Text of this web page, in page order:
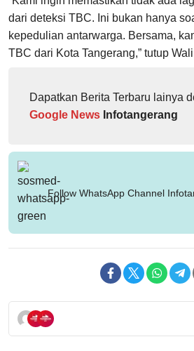
dari deteksi TBC. Ini bukan hanya
kepedulian antarwarga. Bersama,
TBC dari Kota Tangerang,” tutup
Dapatkan Berita Terbaru lainya
Google News Infotangerang
Follow WhatsApp Channel